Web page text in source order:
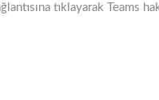
tıklayarak Teams